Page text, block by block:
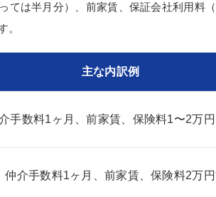
は半月分）、前家賃、保証会社利用料（
。
主な内訳例
手数料1ヶ月、前家賃、保険料1〜2万
仲介手数料1ヶ月、前家賃、保険料2万